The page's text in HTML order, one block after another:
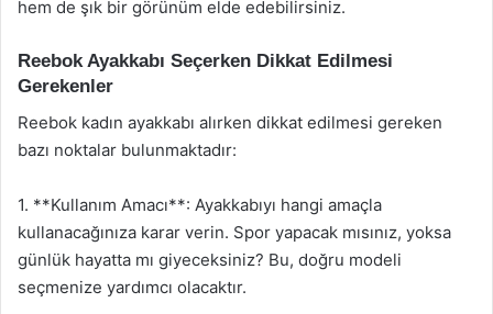
hem de şık bir görünüm elde edebilirsiniz.
Reebok Ayakkabı Seçerken Dikkat Edilmesi
Gerekenler
Reebok kadın ayakkabı alırken dikkat edilmesi gereken
bazı noktalar bulunmaktadır:
1. **Kullanım Amacı**: Ayakkabıyı hangi amaçla
kullanacağınıza karar verin. Spor yapacak mısınız, yoksa
günlük hayatta mı giyeceksiniz? Bu, doğru modeli
seçmenize yardımcı olacaktır.